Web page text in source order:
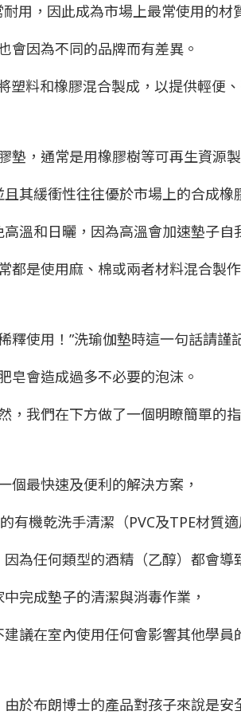
用，因此成為市場上最常使用的材
會因為不同的品牌而有差異。
塑料和橡膠混合製成，以提供輕便
墊，通常是用橡膠樹等可再生資源製
其緩衝性往往優於市場上的合成橡
溫和日曬，因為高溫會加速墊子自
都是使用麻、棉或兩者材料混合製
釋使用！”洗瑜伽墊時這一句話請謹
皂會造成過多不必要的泡沫。
，我們在下方做了一個明瞭簡單的指
個最快速及便利的解決方案，
有機乾洗手清潔（PVC及TPE材質適
為任何類型的酒精（乙醇）都會導
完成墊子的清潔與消毒作業，
議在室內使用任何會影響其他學員
於布朗博士的產品對孩子來說是安